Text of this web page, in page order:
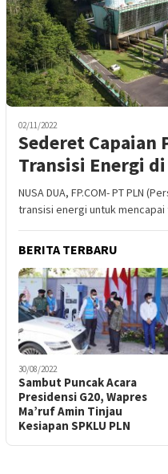
02/11/2022
Sederet Capaian
Transisi Energi
NUSA DUA, FP.COM- PT PLN
transisi energi untuk
BERITA TERBARU
30/08/2022
Sambut Puncak Acara
Presidensi G20, Wapres
Ma’ruf Amin Tinjau
Kesiapan SPKLU PLN